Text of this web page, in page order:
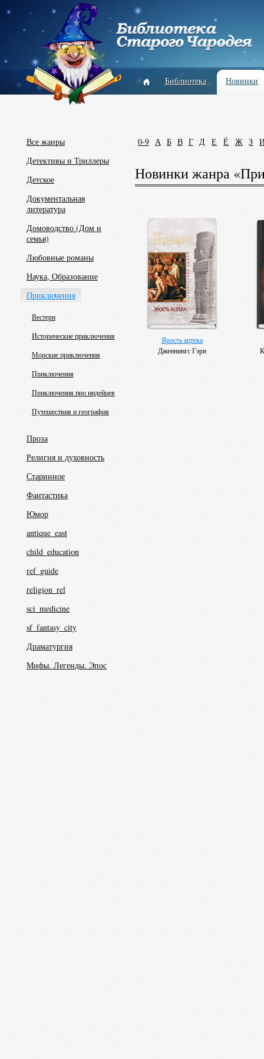
Библиотека Новинки
Все жанры
Детективы и Триллеры
Детское
Документальная
литература
Домоводство (Дом и
семья)
Любовные романы
Наука, Образование
Приключения
Вестерн
Исторические приключения
Морские приключения
Приключения
Приключения про индейцев
Путешествия и география
Проза
Религия и духовность
Старинное
Фантастика
Юмор
antique_east
child_education
ref_guide
religion_rel
sci_medicine
sf_fantasy_city
Драматургия
Мифы. Легенды. Эпос
0-9 А Б В Г Д Е Ё Ж З
Новинки жанра
Ярость ацтека
Дженнингс Гэри